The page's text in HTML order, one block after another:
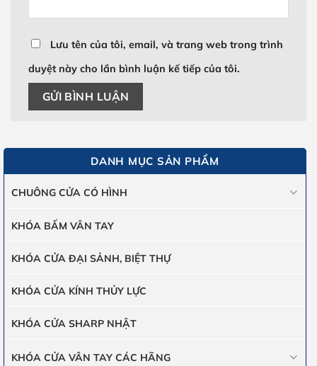
Lưu tên của tôi, email, và trang web trong trình
duyệt này cho lần bình luận kế tiếp của tôi.
DANH MỤC SẢN PHẨM
CHUÔNG CỬA CÓ HÌNH
KHÓA BẤM VÂN TAY
KHÓA CỬA ĐẠI SẢNH, BIỆT THỰ
KHÓA CỬA KÍNH THỦY LỰC
KHÓA CỬA SHARP NHẬT
KHÓA CỬA VÂN TAY CÁC HÃNG